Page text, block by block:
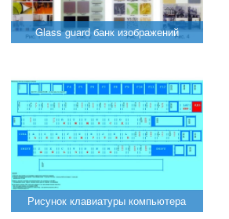
Glass guard банк изображений
Рисунок клавиатуры компьютера